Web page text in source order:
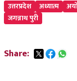
उत्तरप्रदेश अध्यात्म
जगन्नाथ पुरी
Share: